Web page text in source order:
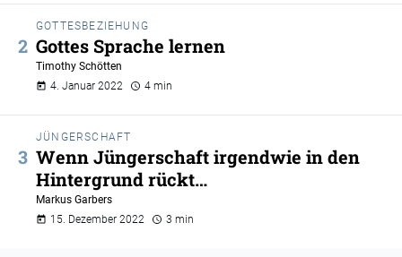
GOTTESBEZIEHUNG
Gottes Sprache lernen
Timothy Schötten
4. Januar 2022
4 min
JÜNGERSCHAFT
Wenn Jüngerschaft irgendwie in den
Hintergrund rückt…
Markus Garbers
15. Dezember 2022
3 min